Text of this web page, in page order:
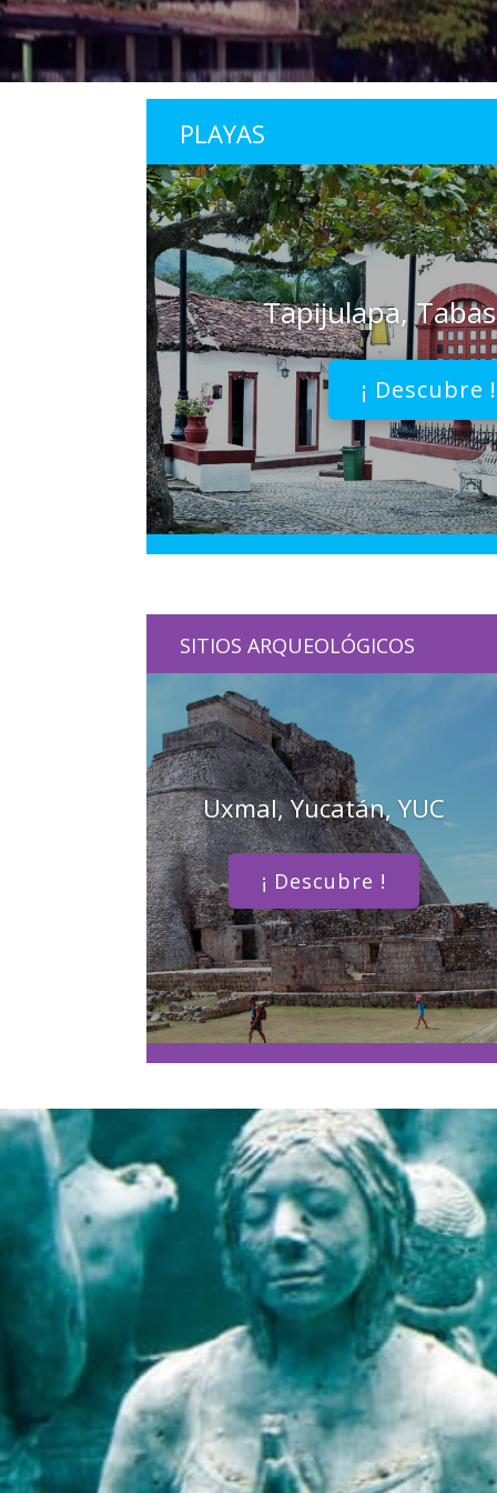
PLAYAS
Tapijulapa,
¡ Descubre !
SITIOS ARQUEOLÓGICOS
Uxmal, Yucatán, YUC
¡ Descubre !